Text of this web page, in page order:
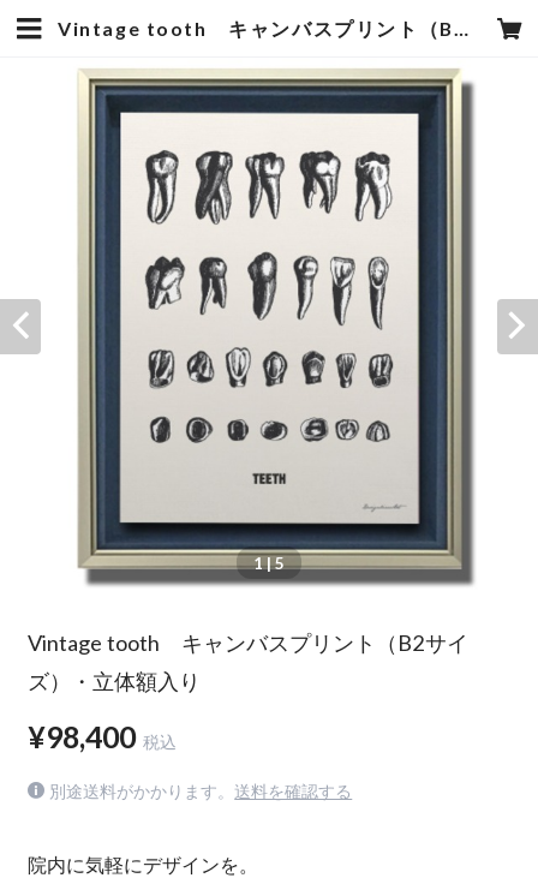
Vintage tooth キャンバスプリント（B2サイズ）・立体額入り | Mam's 医院向け・歯科医院向けのデザイン雑貨の販売
1| 5
Vintage tooth キャンバスプリント（B2サイ
ズ）・立体額入り
¥98,400 税込
別途送料がかかります。 送料を確認する
院内に気軽にデザインを。